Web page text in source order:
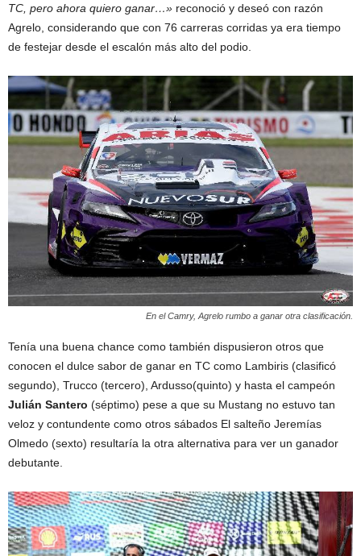
TC, pero ahora quiero ganar…» reconoció y deseó con razón
Agrelo, considerando que con 76 carreras corridas ya era tiempo
de festejar desde el escalón más alto del podio.
En el Camry, Agrelo rumbo a ganar otra clasificación.
Tenía una buena chance como también dispusieron otros que
conocen el dulce sabor de ganar en TC como Lambiris (clasificó
segundo), Trucco (tercero), Ardusso(quinto) y hasta el campeón
Julián Santero (séptimo) pese a que su Mustang no estuvo tan
veloz y contundente como otros sábados El salteño Jeremías
Olmedo (sexto) resultaría la otra alternativa para ver un ganador
debutante.